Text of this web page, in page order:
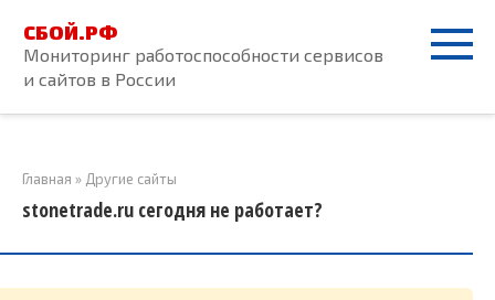
контенту
СБОЙ.РФ
Мониторинг работоспособности сервисов
и сайтов в России
Главная » Другие сайты
stonetrade.ru сегодня не работает?